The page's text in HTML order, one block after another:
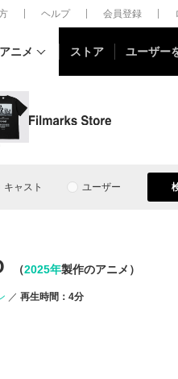
ヘルプ 会員登録
アニメ ストア ユーザー
キャスト ユーザー
（2025年製作のアニメ）
再生時間：4分